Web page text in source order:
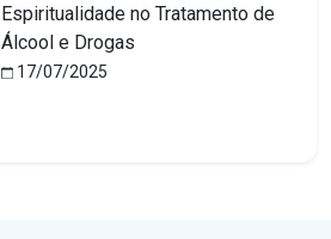
Espiritualidade no Tratamento de
Álcool e Drogas
17/07/2025